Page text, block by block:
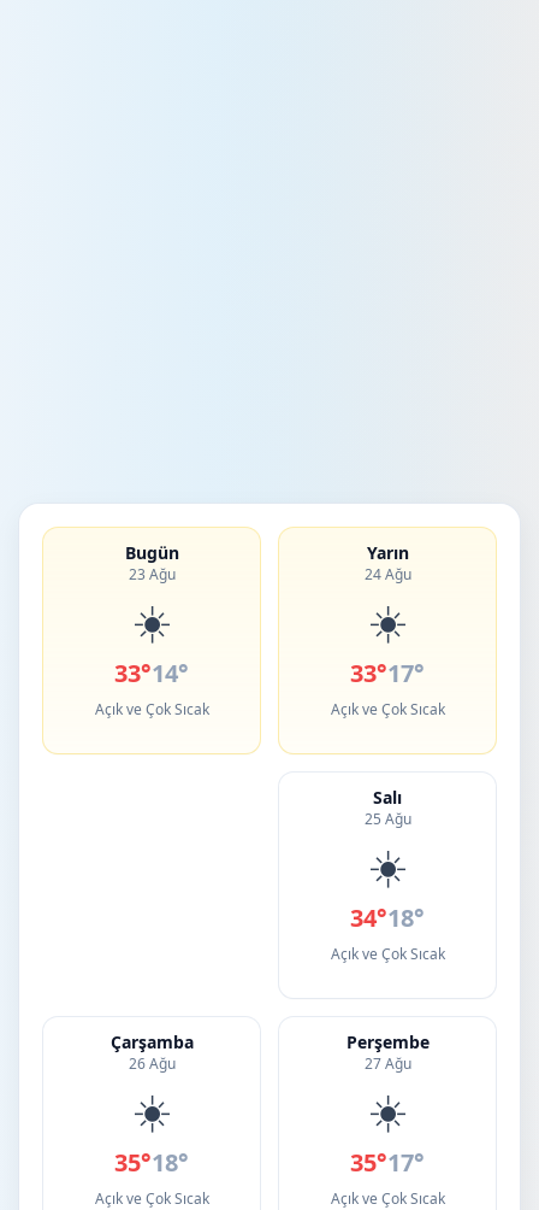
Bugün
23 Ağu
☀️
33°14°
Açık ve Çok Sıcak
Yarın
24 Ağu
☀️
33°17°
Açık ve Çok Sıcak
Salı
25 Ağu
☀️
34°18°
Açık ve Çok Sıcak
Çarşamba
26 Ağu
☀️
35°18°
Açık ve Çok Sıcak
Perşembe
27 Ağu
☀️
35°17°
Açık ve Çok Sıcak